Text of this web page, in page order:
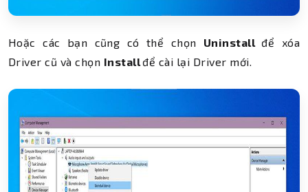
Hoặc các bạn cũng có thể chọn Uninstall để xóa
Driver cũ và chọn Installđể cài lại Driver mới.